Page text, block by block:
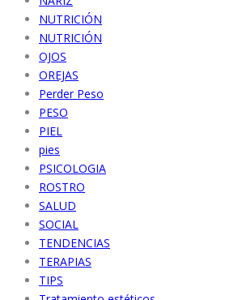
NUTRICIÓN
NUTRICIÓN
OJOS
OREJAS
Perder Peso
PESO
PIEL
pies
PSICOLOGIA
ROSTRO
SALUD
SOCIAL
TENDENCIAS
TERAPIAS
TIPS